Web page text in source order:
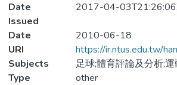
Date
Issued
2017-04-
Date
2010-06-18
URI
https://ir.ntus.edu.tw/
Subjects
足球;體育評論及分析;
Type
other